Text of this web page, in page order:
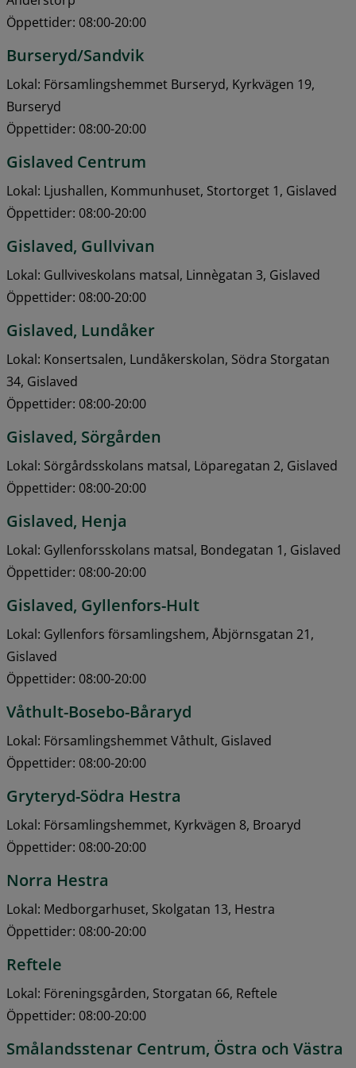
Öppettider: 08:00-20:00
Burseryd/Sandvik
Lokal: Församlingshemmet Burseryd, Kyrkvägen 19,
Burseryd
Öppettider: 08:00-20:00
Gislaved Centrum
Lokal: Ljushallen, Kommunhuset, Stortorget 1, Gislaved
Öppettider: 08:00-20:00
Gislaved, Gullvivan
Lokal: Gullviveskolans matsal, Linnègatan 3, Gislaved
Öppettider: 08:00-20:00
Gislaved, Lundåker
Lokal: Konsertsalen, Lundåkerskolan, Södra Storgatan
34, Gislaved
Öppettider: 08:00-20:00
Gislaved, Sörgården
Lokal: Sörgårdsskolans matsal, Löparegatan 2, Gislaved
Öppettider: 08:00-20:00
Gislaved, Henja
Lokal: Gyllenforsskolans matsal, Bondegatan 1, Gislaved
Öppettider: 08:00-20:00
Gislaved, Gyllenfors-Hult
Lokal: Gyllenfors församlingshem, Åbjörnsgatan 21,
Gislaved
Öppettider: 08:00-20:00
Våthult-Bosebo-Båraryd
Lokal: Församlingshemmet Våthult, Gislaved
Öppettider: 08:00-20:00
Gryteryd-Södra Hestra
Lokal: Församlingshemmet, Kyrkvägen 8, Broaryd
Öppettider: 08:00-20:00
Norra Hestra
Lokal: Medborgarhuset, Skolgatan 13, Hestra
Öppettider: 08:00-20:00
Reftele
Lokal: Föreningsgården, Storgatan 66, Reftele
Öppettider: 08:00-20:00
Smålandsstenar Centrum, Östra och Västra